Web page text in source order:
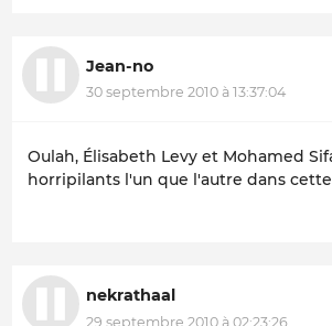
Jean-no
30 septembre 2010 à 13:37:04
Oulah, Élisabeth Levy et Mohamed
horripilants l'un que l'autre dans
nekrathaal
29 septembre 2010 à 02:23:26